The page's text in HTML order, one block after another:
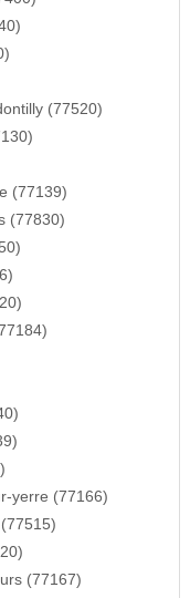
(77520)
(77139)
(77830)
yerre (77166)
(77167)